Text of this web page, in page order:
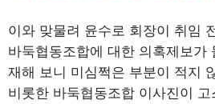
이와 맞물려 윤수로 회장이 취임
바둑협동조합에 대한 의혹제보가
재해 보니 미심쩍은 부분이 적지
비롯한 바둑협동조합 이사진이